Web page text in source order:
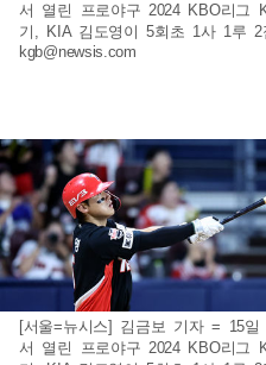
서 열린 프로야구 2024 KBO리그
기, KIA 김도영이 5회초 1사 1루
kgb@newsis.com
[서울=뉴시스] 김금보 기자 = 15
서 열린 프로야구 2024 KBO리그